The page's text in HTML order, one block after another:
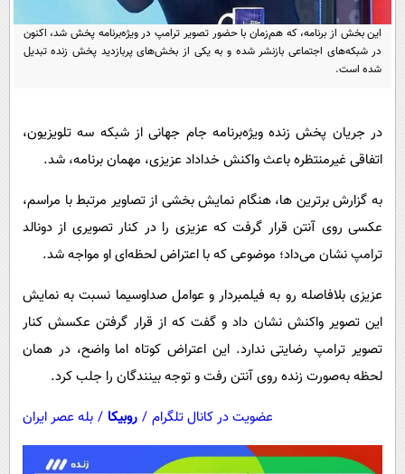
باشگاه مغز
مجله تصویری سلاح
ورزش
فناوری
حوادث
بین الملل
اجتماعی
حیات وحش
سیاست خارجی
عصر ایران 2
خواندنی ها و دیدنی ها
روانشناسی
دانلود
آموزش زبان
این بخش از برنامه، که هم‌زمان با حضور تصویر ترامپ در ویژه‌برنامه پخش شد، اکنون
در شبکه‌های اجتماعی بازنشر شده و به یکی از بخش‌های پربازدید پخش زنده تبدیل
شده است.
در جریان پخش زنده ویژه‌برنامه جام جهانی از شبکه سه تلویزیون،
اتفاقی غیرمنتظره باعث واکنش خداداد عزیزی، مهمان برنامه، شد.
به گزارش برترین ها، هنگام نمایش بخشی از تصاویر مرتبط با مراسم،
عکسی روی آنتن قرار گرفت که عزیزی را در کنار تصویری از دونالد
ترامپ نشان می‌داد؛ موضوعی که با اعتراض لحظه‌ای او مواجه شد.
عزیزی بلافاصله رو به فیلمبردار و عوامل صداوسیما نسبت به نمایش
این تصویر واکنش نشان داد و گفت که از قرار گرفتن عکسش کنار
تصویر ترامپ رضایتی ندارد. این اعتراض کوتاه اما واضح، در همان
لحظه به‌صورت زنده روی آنتن رفت و توجه بینندگان را جلب کرد.
عضویت در کانال تلگرام / روبیکا / بله عصر ایران